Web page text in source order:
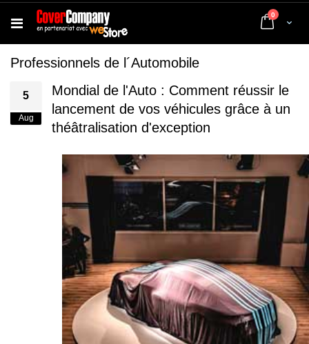
Cart
0 articles
Professionnels de l´Automobile
5
Aug
Mondial de l'Auto : Comment réussir le
lancement de vos véhicules grâce à un
théâtralisation d'exception